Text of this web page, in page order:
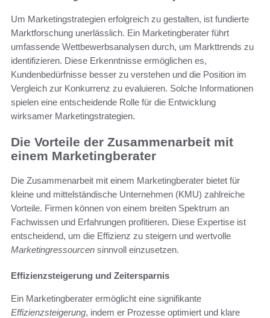
Um Marketingstrategien erfolgreich zu gestalten, ist fundierte
Marktforschung unerlässlich. Ein Marketingberater führt
umfassende Wettbewerbsanalysen durch, um Markttrends zu
identifizieren. Diese Erkenntnisse ermöglichen es,
Kundenbedürfnisse besser zu verstehen und die Position im
Vergleich zur Konkurrenz zu evaluieren. Solche Informationen
spielen eine entscheidende Rolle für die Entwicklung
wirksamer Marketingstrategien.
Die Vorteile der Zusammenarbeit mit
einem Marketingberater
Die Zusammenarbeit mit einem Marketingberater bietet für
kleine und mittelständische Unternehmen (KMU) zahlreiche
Vorteile. Firmen können von einem breiten Spektrum an
Fachwissen und Erfahrungen profitieren. Diese Expertise ist
entscheidend, um die Effizienz zu steigern und wertvolle
Marketingressourcen sinnvoll einzusetzen.
Effizienzsteigerung und Zeitersparnis
Ein Marketingberater ermöglicht eine signifikante
Effizienzsteigerung, indem er Prozesse optimiert und klare